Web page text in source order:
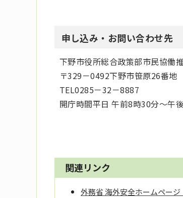
申し込み・お問い合わせ先
下野市役所総合政策部市民協働
〒329－0492下野市笹原26番地
TEL0285－32－8887
開庁時間平日 午前8時30分～午
関連リンク
外務省 海外安全ホームページ